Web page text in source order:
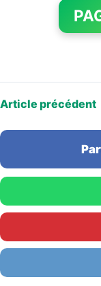
Article précédent